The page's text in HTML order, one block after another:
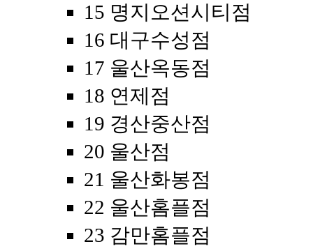
15 명지오션시티점
16 대구수성점
17 울산옥동점
18 연제점
19 경산중산점
20 울산점
21 울산화봉점
22 울산홈플점
23 감만홈플점